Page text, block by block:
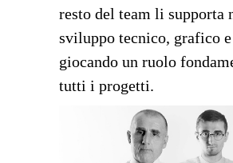
resto del team li supporta
sviluppo tecnico, grafico
giocando un ruolo
tutti i progetti.